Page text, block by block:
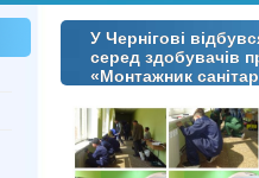
У Чернігові
серед здобувачів
«Монтажник